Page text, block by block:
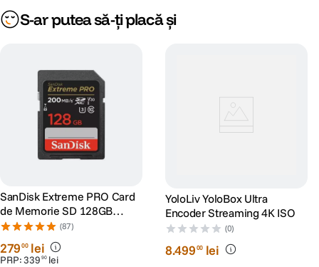
S-ar putea să-ți placă și
SanDisk Extreme PRO Card
de Memorie SD 128GB
SDXC UHS-I Class 10 U3 V30
+ 2 Ani RescuePRO Deluxe
(87)
27900 lei
PRP:339 90 lei
YoloLiv YoloBox Ultra
Encoder Streaming 4K ISO
(0)
8.49900 lei